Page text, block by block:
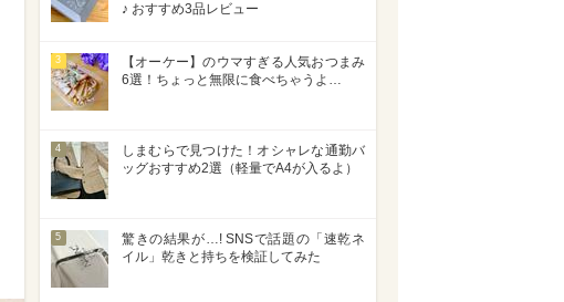
♪ おすすめ3品レビュー
3
【オーケー】のウマすぎる人気おつまみ
6選！ちょっと無限に食べちゃうよ…
4
しまむらで見つけた！オシャレな通勤バ
ッグおすすめ2選（軽量でA4が入るよ）
5
驚きの結果が…! SNSで話題の「速乾ネ
イル」乾きと持ちを検証してみた